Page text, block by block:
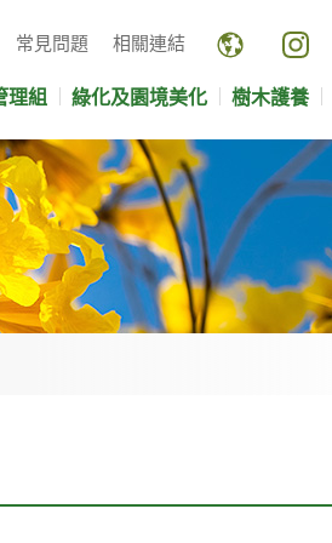
常見問題 相關連結
理組 綠化及園境美化 樹木護養